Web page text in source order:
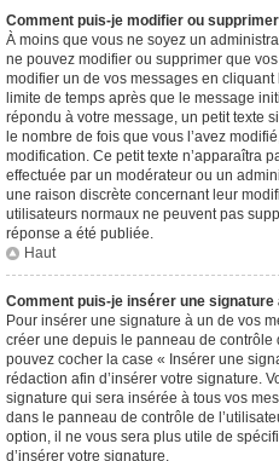
Comment puis-je modifier ou
À moins que vous ne soyez un
ne pouvez modifier ou supprimer que
modifier un de vos messages en
limite de temps après que le message
répondu à votre message, un petit texte
le nombre de fois que vous l’avez
modification. Ce petit texte n’apparaîtra
effectuée par un modérateur ou un
une raison discrète concernant leur
utilisateurs normaux ne peuvent pas
réponse a été publiée.
Haut
Comment puis-je insérer une signature
Pour insérer une signature à un de vos
créer une depuis le panneau de contrôle
pouvez cocher la case « Insérer une
rédaction afin d’insérer votre signature.
signature qui sera insérée à tous vos
dans le panneau de contrôle de
option, il ne vous sera plus utile de
d’insérer votre signature.